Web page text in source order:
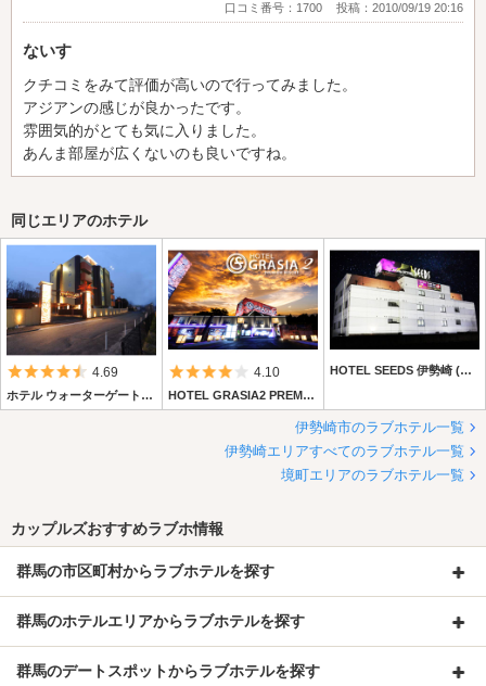
口コミ番号：1700 投稿：2010/09/19 20:16
ないす
クチコミをみて評価が高いので行ってみました。
アジアンの感じが良かったです。
雰囲気的がとても気に入りました。
あんま部屋が広くないのも良いですね。
同じエリアのホテル
5つ星のうち4.5
4.69
ホテル ウォーターゲート伊勢崎店
5つ星のうち4
4.10
HOTEL GRASIA2 PREMIUM RESORT (ホテルグラシア2 プレミアムリゾート)
HOTEL SEEDS 伊勢崎 (ホテル シーズ伊勢崎)
伊勢崎市のラブホテル一覧
伊勢崎エリアすべてのラブホテル一覧
境町エリアのラブホテル一覧
カップルズおすすめラブホ情報
群馬の市区町村からラブホテルを探す
群馬のホテルエリアからラブホテルを探す
群馬のデートスポットからラブホテルを探す